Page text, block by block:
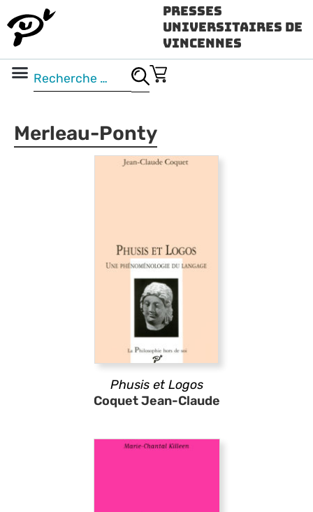
Presses
Universitaires de
Vincennes
Merleau-Ponty
Phusis et Logos
Coquet Jean-Claude